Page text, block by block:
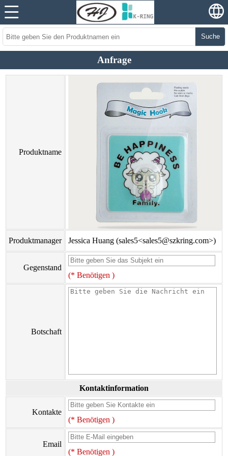
Suche
Anfrage
Produktname
Produktmanager Jessica Huang (sales5<sales5@szkring.com>)
Gegenstand
(* Benötigen )
Botschaft
Kontaktinformation
Kontakte
(* Benötigen )
Email
(* Benötigen )